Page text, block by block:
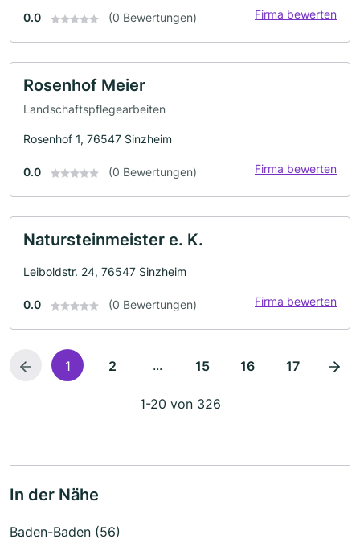
0.0 (0 Bewertungen) Firma bewerten
Rosenhof Meier
Landschaftspflegearbeiten
Rosenhof 1, 76547 Sinzheim
0.0 (0 Bewertungen) Firma bewerten
Natursteinmeister e. K.
Leiboldstr. 24, 76547 Sinzheim
0.0 (0 Bewertungen) Firma bewerten
1 2 ... 15 16 17
1-20 von 326
In der Nähe
Baden-Baden (56)